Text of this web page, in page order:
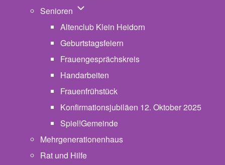
Senioren Unternavigation von Senioren
Altenclub Klein Heidorn
Geburtstagsfeiern
Frauengesprächskreis
Handarbeiten
Frauenfrühstück
Konfirmationsjubiläen 12. Oktober 2025
Spiel!Gemeinde
Mehrgenerationenhaus
Rat und Hilfe